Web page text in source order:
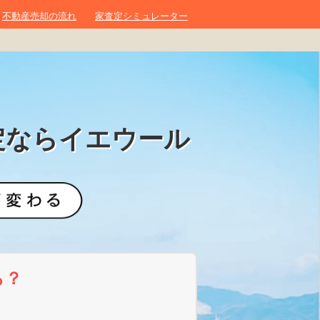
不動産売却の流れ 家査定シミュレーター
らイエウール